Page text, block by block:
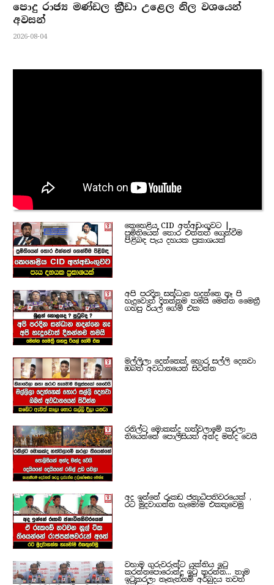
පොදු රාජ්‍ය මණ්ඩල ක්‍රීඩා උළෙල නිල වශයෙන්
අවසන්
2026-08-04
කෙහෙළිය CID අත්අඩංගුවට |
ප්‍රමිතියෙන් තොර එන්නත් ගෙන්වීම
පිළිබඳ පැය දහයක ප්‍රකාශයක්
අපි පරදින සන්ධාන හදන්නෙ නෑ පි
හැදුවොත් දිනන්නම තමයි මෙන්න මෛත්‍රී
ගහපු රියල් ගේම් එක
මල්ලිලා දෙන්නෙක් හොර සල්ලි දෙනවා
ඔබත් අවධානයෙන් සිටින්න
රනිල්ට මොකක්ද හත්වලාමේ කරලා
තියෙන්නේ පොලිසියත් අන්ද මන්ද වෙයි
අද ඉන්නේ රූකඩ ජනාධිපතිවරයෙක් ,
රට මුදවාගන්න හැමෝම එකතුවෙමු
වහාම ගුරුවරුන්ට යුක්තිය ඉටු
කරන්නපොරොන්දු ඉටු කරන්න... තාම
ඉටුකරලා නෑනැත්නම් අර්බුදය තවත්